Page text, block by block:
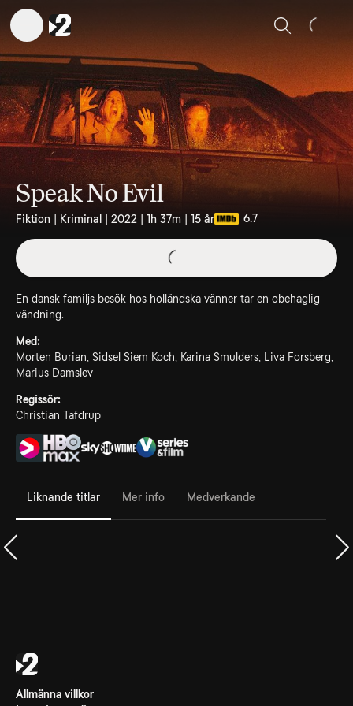
Sök
Speak No Evil
Fiktion | Kriminal | 2022 | 1h 37m | 15 år 6.7
En dansk familjs besök hos holländska vänner tar en obehaglig
vändning.
Med:
Morten Burian, Sidsel Siem Koch, Karina Smulders, Liva Forsberg,
Marius Damslev
Regissör:
Christian Tafdrup
Liknande titlar Mer info Medverkande
Allmänna villkor